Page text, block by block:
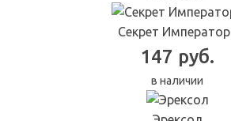
Секрет
147 руб.
в наличии